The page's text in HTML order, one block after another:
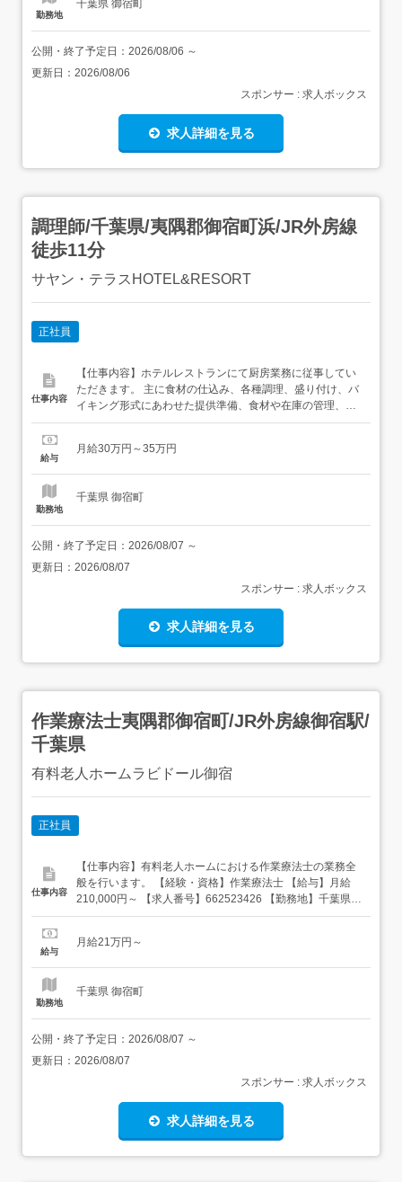
勤務地
千葉県 御宿町
公開・終了予定日： 2026/08/06 ～
更新日： 2026/08/06
スポンサー : 求人ボックス
求人詳細を見る
調理師/千葉県/夷隅郡御宿町浜/JR外房線
徒歩11分
サヤン・テラスHOTEL&RESORT
正社員
仕事内容
【仕事内容】ホテルレストランにて厨房業務に従事してい
ただきます。 主に食材の仕込み、各種調理、盛り付け、バ
イキング形式にあわせた提供準備、食材や在庫の管理、衛
生管理、メニュー提案や改善に向けたアイデア出しなどを
なので、ライフスタイルに合わせて通勤方法が選べます
給与
月給30万円～35万円
勤務地
千葉県 御宿町
公開・終了予定日： 2026/08/07 ～
更新日： 2026/08/07
スポンサー : 求人ボックス
求人詳細を見る
作業療法士夷隅郡御宿町/JR外房線御宿駅/
千葉県
有料老人ホームラビドール御宿
正社員
仕事内容
【仕事内容】有料老人ホームにおける作業療法士の業務全
般を行います。 【経験・資格】作業療法士 【給与】月給
210,000円～ 【求人番号】662523426 【勤務地】千葉県夷
隅郡御宿町御宿台132 【市区町村】夷隅郡御宿町 【都道府
社員 【休日・休暇など】<休日制度>シフト制<休暇制度>
給与
月給21万円～
勤務地
千葉県 御宿町
公開・終了予定日： 2026/08/07 ～
更新日： 2026/08/07
スポンサー : 求人ボックス
求人詳細を見る